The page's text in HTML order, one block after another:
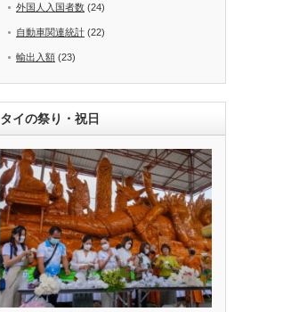
外国人入国者数 (24)
自動車関連統計 (22)
輸出入額 (23)
タイの祭り・祝日